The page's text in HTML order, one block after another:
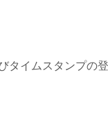
イムスタンプの